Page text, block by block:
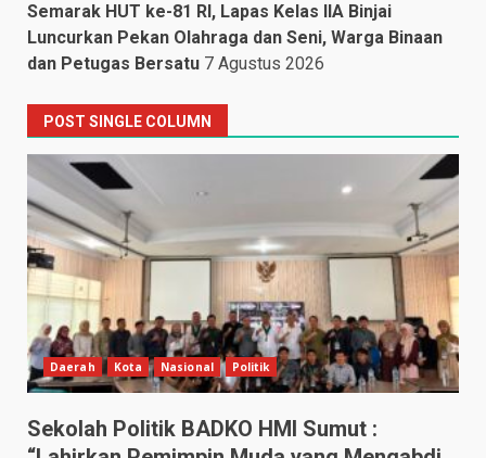
Semarak HUT ke-81 RI, Lapas Kelas IIA Binjai
Luncurkan Pekan Olahraga dan Seni, Warga Binaan
dan Petugas Bersatu 7 Agustus 2026
POST SINGLE COLUMN
Daerah Kota Nasional Politik
Sekolah Politik BADKO HMI Sumut :